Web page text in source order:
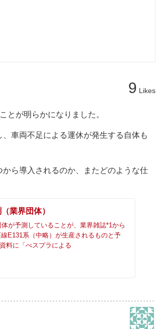
9 Likes
とが明らかになりました。
、車両不足による運休が発生する自体も
ら導入されるのか、またどのような仕
業界団体）
が予測していることが、業界雑誌*1から
E131系（中略）が生産されるものと予
料に「べスプラによる